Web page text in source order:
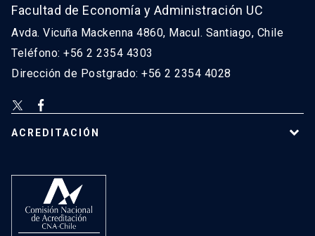
Facultad de Economía y Administración UC
Avda. Vicuña Mackenna 4860, Macul. Santiago, Chile
Teléfono: +56 2 2354 4303
Dirección de Postgrado: +56 2 2354 4028
ACREDITACIÓN